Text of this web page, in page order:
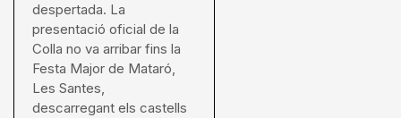
despertada. La
presentació oficial de la
Colla no va arribar fins la
Festa Major de Mataró,
Les Santes,
descarregant els castells